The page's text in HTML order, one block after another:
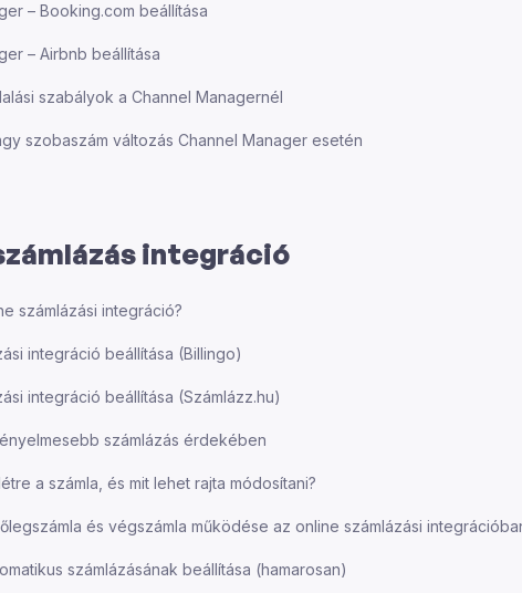
– Booking.com beállítása
– Airbnb beállítása
szabályok a Channel Managernél
szobaszám változás Channel Manager esetén
integráció
számlázási integráció?
integráció beállítása (Billingo)
integráció beállítása (Számlázz.hu)
számlázás érdekében
a számla, és mit lehet rajta módosítani?
és végszámla működése az online számlázási
számlázásának beállítása (hamarosan)